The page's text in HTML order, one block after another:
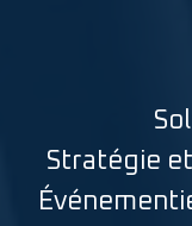
Stratégie